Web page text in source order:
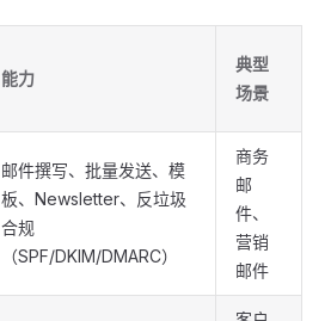
能力
典型
场景
邮件撰写、批量发送、模
板、Newsletter、反垃圾
合规
（SPF/DKIM/DMARC）
商务
邮
件、
营销
邮件